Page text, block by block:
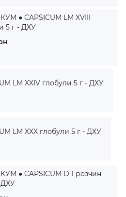
● CAPSICUM LM XVIII
5 г - ДХУ
LM XXIV глобули 5 г - ДХУ
LM XXX глобули 5 г - ДХУ
● CAPSICUM D 1 розчин
ДХУ